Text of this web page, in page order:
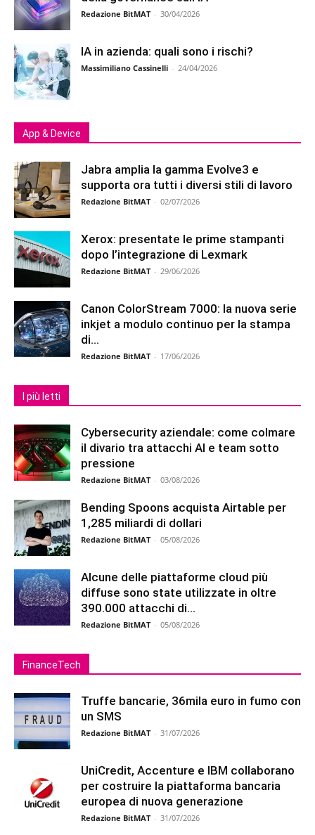
Redazione BitMAT - 30/04/2026
IA in azienda: quali sono i rischi?
Massimiliano Cassinelli - 24/04/2026
App & Device
Jabra amplia la gamma Evolve3 e
supporta ora tutti i diversi stili di lavoro
Redazione BitMAT - 02/07/2026
Xerox: presentate le prime stampanti
dopo l’integrazione di Lexmark
Redazione BitMAT - 29/06/2026
Canon ColorStream 7000: la nuova serie
inkjet a modulo continuo per la stampa
di...
Redazione BitMAT - 17/06/2026
I più letti
Cybersecurity aziendale: come colmare
il divario tra attacchi AI e team sotto
pressione
Redazione BitMAT - 03/08/2026
Bending Spoons acquista Airtable per
1,285 miliardi di dollari
Redazione BitMAT - 05/08/2026
Alcune delle piattaforme cloud più
diffuse sono state utilizzate in oltre
390.000 attacchi di...
Redazione BitMAT - 05/08/2026
FinanceTech
Truffe bancarie, 36mila euro in fumo con
un SMS
Redazione BitMAT - 31/07/2026
UniCredit, Accenture e IBM collaborano
per costruire la piattaforma bancaria
europea di nuova generazione
Redazione BitMAT - 31/07/2026